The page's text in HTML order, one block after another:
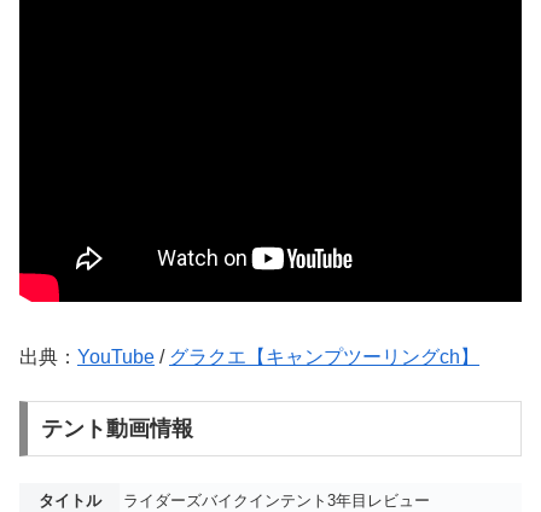
出典： YouTube / グラクエ【キャンプツーリングch】
テント動画情報
タイトル ライダーズバイクインテント3年目レビュー